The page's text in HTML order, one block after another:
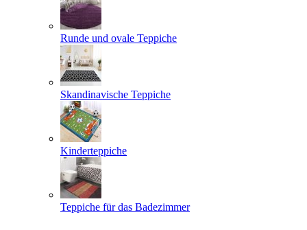
Runde und ovale Teppiche
Skandinavische Teppiche
Kinderteppiche
Teppiche für das Badezimmer